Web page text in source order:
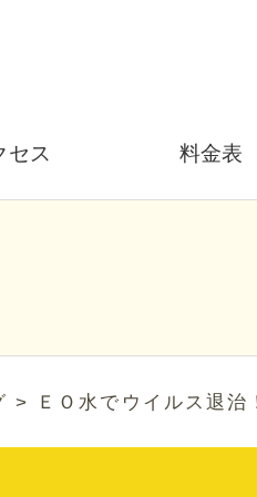
セス 料金表
> ＥＯ水でウイルス退治